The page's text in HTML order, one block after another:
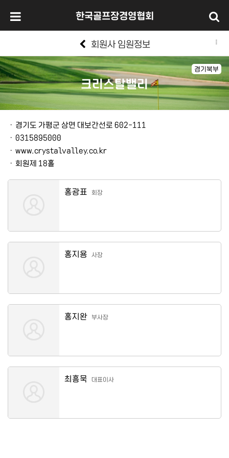
한국골프장경영협회
회원사 임원정보
경기북부
크리스탈밸리
본문
ㆍ 경기도 가평군 상면 대보간선로 602-111
ㆍ 0315895000
ㆍ www.crystalvalley.co.kr
ㆍ 회원제 18홀
홍광표 회장
홍지용 사장
홍지완 부사장
최흥묵 대표이사